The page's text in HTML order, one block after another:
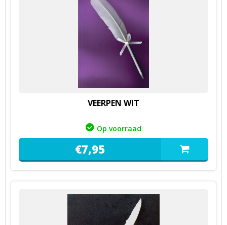
VEERPEN WIT
Op voorraad
€7,95